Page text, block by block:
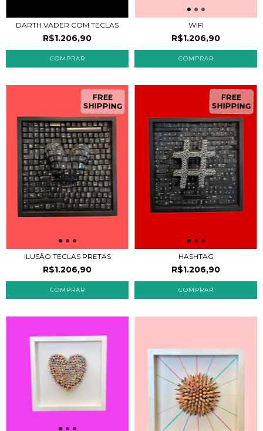
DARTH VADER COM TECLAS
R$1.206,90
WIFI
R$1.206,90
FREE
SHIPPING
ILUSÃO TECLAS PRETAS
R$1.206,90
FREE
SHIPPING
HASHTAG
R$1.206,90